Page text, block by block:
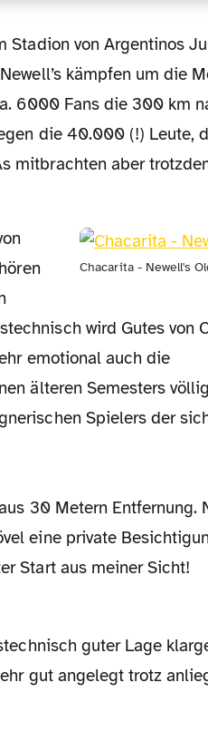
kämpfen um die
6000 Fans die 300 km
die 40.000 (!) Leute,
mitbrachten aber
Chacarita - Newell's
wird Gutes von
emotional auch die
älteren Semesters
Spielers der
30 Metern Entfernung.
eine private
Start aus meiner Sicht!
gut angelegt trotz